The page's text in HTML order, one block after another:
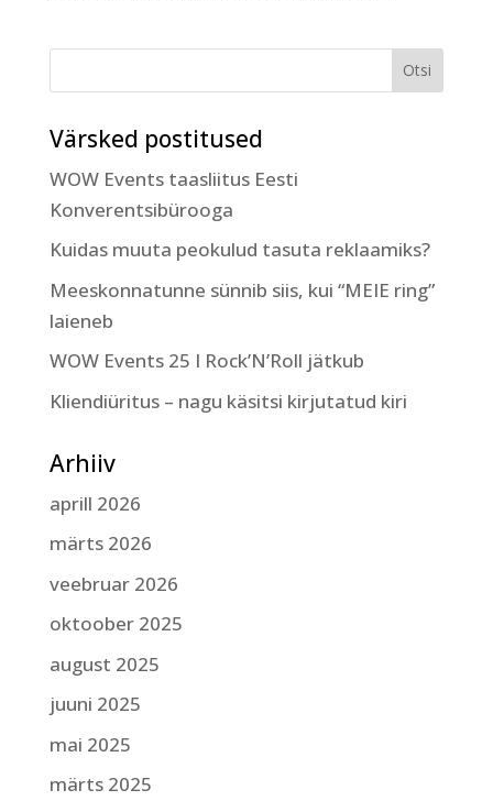
Värsked postitused
WOW Events taasliitus Eesti
Konverentsibürooga
Kuidas muuta peokulud tasuta reklaamiks?
Meeskonnatunne sünnib siis, kui “MEIE ring”
laieneb
WOW Events 25 I Rock’N’Roll jätkub
Kliendiüritus – nagu käsitsi kirjutatud kiri
Arhiiv
aprill 2026
märts 2026
veebruar 2026
oktoober 2025
august 2025
juuni 2025
mai 2025
märts 2025